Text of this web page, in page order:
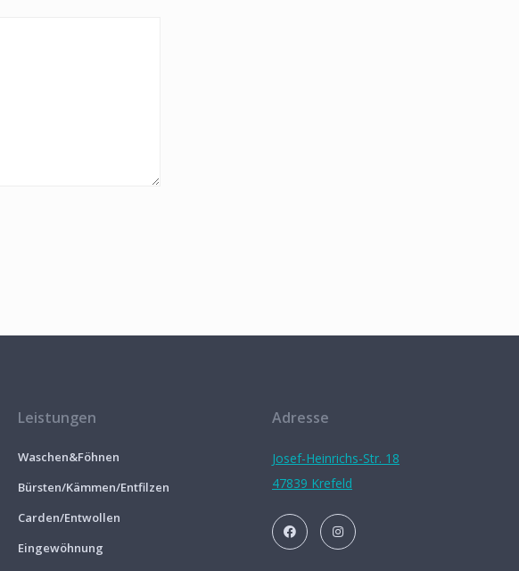
Leistungen
Waschen&Föhnen
Bürsten/Kämmen/Entfilzen
Carden/Entwollen
Eingewöhnung
Adresse
Josef-Heinrichs-Str. 18
47839 Krefeld